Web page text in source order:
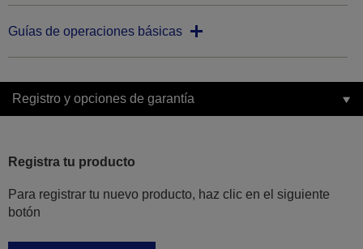
Guías de operaciones básicas
Registro y opciones de garantía
Registra tu producto
Para registrar tu nuevo producto, haz clic en el siguiente
botón